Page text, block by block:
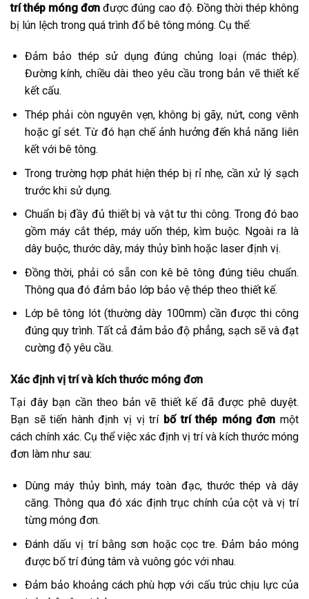
trí thép móng đơn được đúng cao độ. Đồng thời thép không
bị lún lệch trong quá trình đổ bê tông móng. Cụ thể:
Đảm bảo thép sử dụng đúng chủng loại (mác thép).
Đường kính, chiều dài theo yêu cầu trong bản vẽ thiết kế
kết cấu.
Thép phải còn nguyên vẹn, không bị gãy, nứt, cong vênh
hoặc gỉ sét. Từ đó hạn chế ảnh hưởng đến khả năng liên
kết với bê tông.
Trong trường hợp phát hiện thép bị rỉ nhẹ, cần xử lý sạch
trước khi sử dụng.
Chuẩn bị đầy đủ thiết bị và vật tư thi công. Trong đó bao
gồm máy cắt thép, máy uốn thép, kìm buộc. Ngoài ra là
dây buộc, thước dây, máy thủy bình hoặc laser định vị.
Đồng thời, phải có sẵn con kê bê tông đúng tiêu chuẩn.
Thông qua đó đảm bảo lớp bảo vệ thép theo thiết kế.
Lớp bê tông lót (thường dày 100mm) cần được thi công
đúng quy trình. Tất cả đảm bảo độ phẳng, sạch sẽ và đạt
cường độ yêu cầu.
Xác định vị trí và kích thước móng đơn
Tại đây bạn cần theo bản vẽ thiết kế đã được phê duyệt.
Bạn sẽ tiến hành định vị vị trí bố trí thép móng đơn một
cách chính xác. Cụ thể việc xác định vị trí và kích thước móng
đơn làm như sau:
Dùng máy thủy bình, máy toàn đạc, thước thép và dây
căng. Thông qua đó xác định trục chính của cột và vị trí
từng móng đơn.
Đánh dấu vị trí bằng sơn hoặc cọc tre. Đảm bảo móng
được bố trí đúng tâm và vuông góc với nhau.
Đảm bảo khoảng cách phù hợp với cấu trúc chịu lực của